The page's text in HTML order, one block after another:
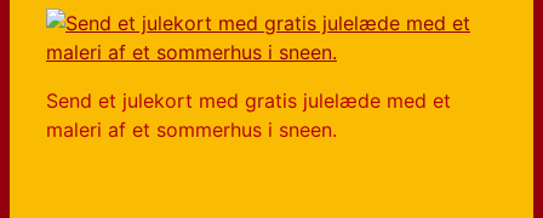
Send et julekort med gratis julelæde med et
maleri af et sommerhus i sneen.